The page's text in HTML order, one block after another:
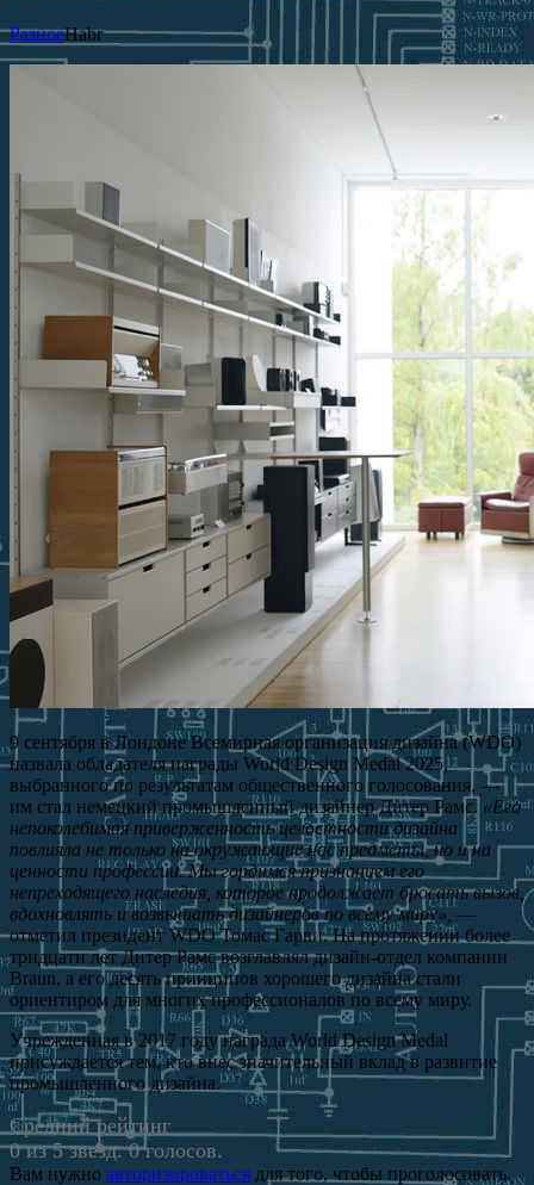
РазноеHabr
9 сентября в Лондоне Всемирная организация дизайна (WDO)
назвала обладателя награды World Design Medal 2025,
выбранного по результатам общественного голосования, —
им стал немецкий промышленный дизайнер Дитер Рамс. «‎Его
непоколебимая приверженность целостности дизайна
повлияла не только на окружающие нас предметы, но и на
ценности профессии. Мы гордимся признанием его
непреходящего наследия, которое продолжает бросать вызов,
вдохновлять и возвышать дизайнеров по всему миру»‎,—
отметил президент WDO Томас Гарви. На протяжении более
тридцати лет Дитер Рамс возглавлял дизайн-отдел компании
Braun, а его десять принципов хорошего дизайна стали
ориентиром для многих профессионалов по всему миру.
Учрежденная в 2017 году награда World Design Medal
присуждается тем, кто внес значительный вклад в развитие
промышленного дизайна.
Средний рейтинг
0 из 5 звезд. 0 голосов.
Вам нужно авторизироваться для того, чтобы проголосовать.